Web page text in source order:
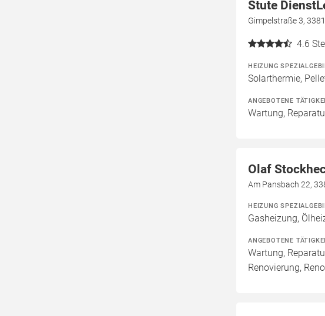
Stute
Gimpelstraße 3,
4.6
HEIZUNG
Solarthermie,
ANGEBOTENE
Wartung,
Olaf
Am Pansbach 22,
HEIZUNG
Gasheizung,
ANGEBOTENE
Wartung,
Renovierung,